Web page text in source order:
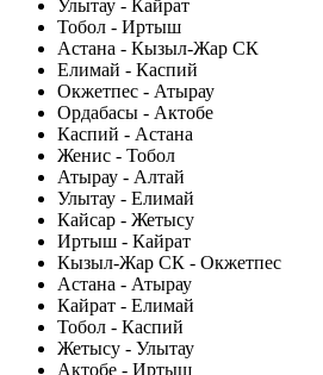
Улытау - Кайрат
Тобол - Иртыш
Астана - Кызыл-Жар СК
Елимай - Каспий
Окжетпес - Атырау
Ордабасы - Актобе
Каспий - Астана
Женис - Тобол
Атырау - Алтай
Улытау - Елимай
Кайсар - Жетысу
Иртыш - Кайрат
Кызыл-Жар СК - Окжетпес
Астана - Атырау
Кайрат - Елимай
Тобол - Каспий
Жетысу - Улытау
Актобе - Иртыш